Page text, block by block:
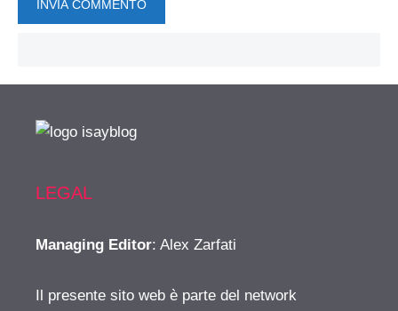
LEGAL
Managing Editor: Alex Zarfati
Il presente sito web è parte del network